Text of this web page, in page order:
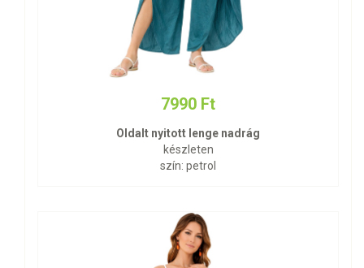
7990 Ft
Oldalt nyitott lenge nadrág
készleten
szín: petrol